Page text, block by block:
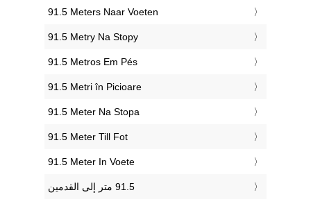
‎91.5 Meters Naar Voeten
‎91.5 Metry Na Stopy
‎91.5 Metros Em Pés
‎91.5 Metri în Picioare
‎91.5 Meter Na Stopa
‎91.5 Meter Till Fot
‎91.5 Meter In Voete